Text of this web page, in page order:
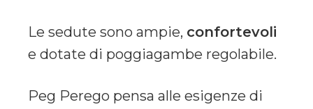
Le sedute sono ampie, confortevoli
e dotate di poggiagambe regolabile.
Peg Perego pensa alle esigenze di